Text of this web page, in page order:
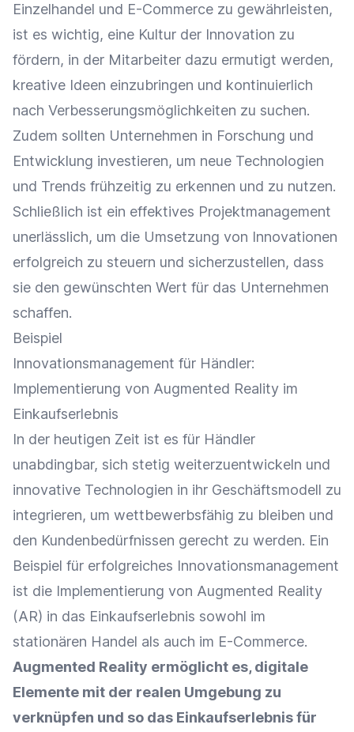
Einzelhandel und E-Commerce zu gewährleisten,
ist es wichtig, eine Kultur der Innovation zu
fördern, in der Mitarbeiter dazu ermutigt werden,
kreative Ideen einzubringen und kontinuierlich
nach Verbesserungsmöglichkeiten zu suchen.
Zudem sollten Unternehmen in Forschung und
Entwicklung investieren, um neue Technologien
und Trends frühzeitig zu erkennen und zu nutzen.
Schließlich ist ein effektives Projektmanagement
unerlässlich, um die Umsetzung von Innovationen
erfolgreich zu steuern und sicherzustellen, dass
sie den gewünschten Wert für das Unternehmen
schaffen.
Beispiel
Innovationsmanagement für Händler:
Implementierung von Augmented Reality im
Einkaufserlebnis
In der heutigen Zeit ist es für Händler
unabdingbar, sich stetig weiterzuentwickeln und
innovative Technologien in ihr Geschäftsmodell zu
integrieren, um wettbewerbsfähig zu bleiben und
den Kundenbedürfnissen gerecht zu werden. Ein
Beispiel für erfolgreiches Innovationsmanagement
ist die Implementierung von Augmented Reality
(AR) in das Einkaufserlebnis sowohl im
stationären Handel als auch im E-Commerce.
Augmented Reality ermöglicht es, digitale
Elemente mit der realen Umgebung zu
verknüpfen und so das Einkaufserlebnisfür